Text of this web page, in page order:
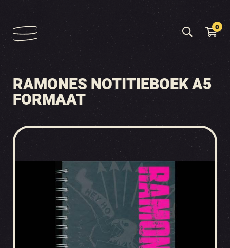
0
RAMONES NOTITIEBOEK A5
FORMAAT